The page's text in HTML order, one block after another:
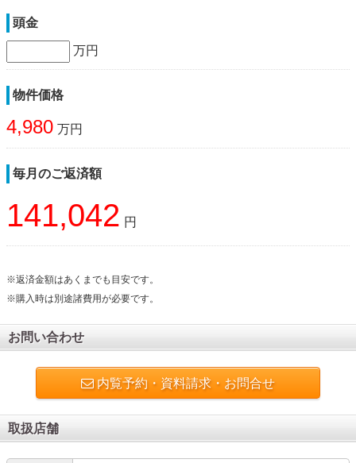
頭金
万円
物件価格
4,980 万円
毎月のご返済額
141,042 円
※返済金額はあくまでも目安です。
※購入時は別途諸費用が必要です。
お問い合わせ
内覧予約・資料請求・お問合せ
取扱店舗